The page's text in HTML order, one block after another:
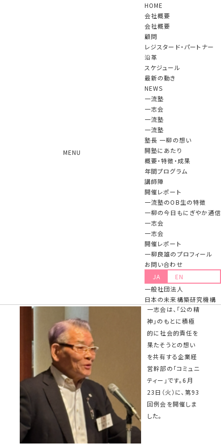
MENU
HOME
会社概要
会社概要
顧問
レジスタード・パートナー
沿革
スケジュール
最新の動き
NEWS
一流塾
一志会
一流塾
一流塾
塾長 一柳の想い
開塾にあたり
概要・特徴・成果
年間プログラム
講師陣
開催レポート
一流塾のOB生の特徴
一柳の今日もにぎやか通信
一志会
一志会
開催レポート
一柳良雄のプロフィール
お問い合わせ
JA
EN
一般社団法人
日本の未来構築研究機構
2010年10月に発足した限定メンバーによる
開催レポート
「一志会」第93回の例会(講師：内閣
官房参与、明星大学経営学部教授 細川
2026.06.24 更新
第93 回一志会例会 レポート 2026年6月23 日
一志会は、「公の精
神」のもとに積極
的に社会的責任を
果たそうとの想い
を共有する企業経
営幹部の「コミュニ
ティー」です。6月
23日（火）に、第93
回例会を開催しま
した。